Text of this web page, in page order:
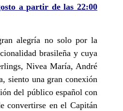
a partir de las 22:00
alegría no solo por la
brasileña y cuya
Nivea María, André
siento una gran conexión
del público español con
convertirse en el Capitán